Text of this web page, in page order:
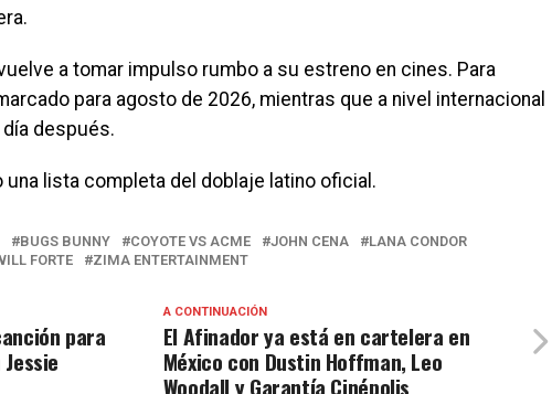
a tomar impulso rumbo a su estreno en cines. Para
para agosto de 2026, mientras que a nivel internacional
después.
una lista completa del doblaje latino oficial.
BUGS BUNNY COYOTE VS ACME JOHN CENA
LANA CONDOR
FORTE ZIMA ENTERTAINMENT
A CONTINUACIÓN
El Afinador ya está en cartelera en
México con Dustin Hoffman, Leo
Woodall y Garantía Cinépolis
para